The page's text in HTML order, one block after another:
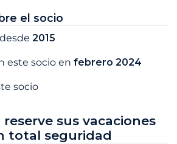
el socio
2015
este socio en febrero 2024
socio
sus vacaciones
total seguridad